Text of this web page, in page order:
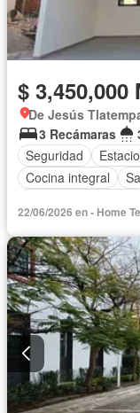
$ 3,450,000
De Jesús
3 Recámaras
Seguridad
Cocina integral
Azotea
Permite
22/06/2026 en - Home